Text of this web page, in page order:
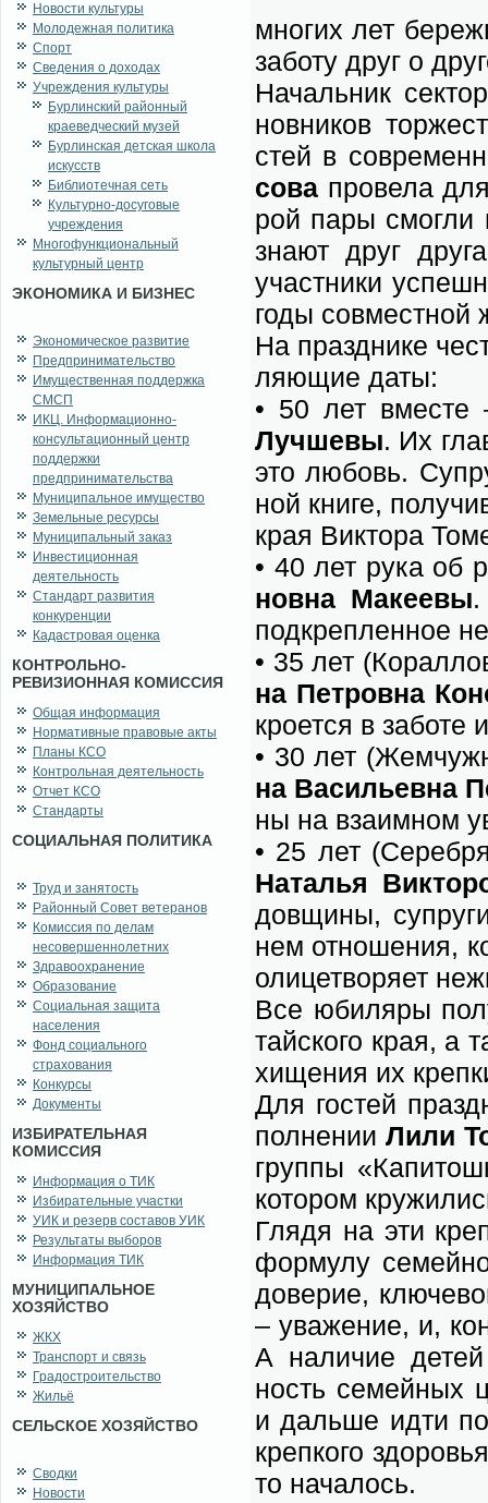
Новости культуры
Молодежная политика
Спорт
Сведения о доходах
Учреждения культуры
Бурлинский районный
краеведческий музей
Бурлинская детская школа
искусств
Библиотечная сеть
Культурно-досуговые
учреждения
Многофункциональный
культурный центр
ЭКОНОМИКА И БИЗНЕС
Экономическое развитие
Предпринимательство
Имущественная поддержка
СМСП
ИКЦ. Информационно-
консультационный центр
поддержки
предпринимательства
Муниципальное имущество
Земельные ресурсы
Муниципальный заказ
Инвестиционная
деятельность
Стандарт развития
конкуренции
Кадастровая оценка
КОНТРОЛЬНО-
РЕВИЗИОННАЯ КОМИССИЯ
Общая информация
Нормативные правовые акты
Планы КСО
Контрольная деятельность
Отчет КСО
Стандарты
СОЦИАЛЬНАЯ ПОЛИТИКА
Труд и занятость
Районный Совет ветеранов
Комиссия по делам
несовершеннолетних
Здравоохранение
Образование
Социальная защита
населения
Фонд социального
страхования
Конкурсы
Документы
ИЗБИРАТЕЛЬНАЯ
КОМИССИЯ
Информация о ТИК
Избирательные участки
УИК и резерв составов УИК
Результаты выборов
Информация ТИК
МУНИЦИПАЛЬНОЕ
ХОЗЯЙСТВО
ЖКХ
Транспорт и связь
Градостроительство
Жильё
СЕЛЬСКОЕ ХОЗЯЙСТВО
Сводки
Новости
мно­гих лет
за­бо­ту друг о
На­чаль­ник
нов­ни­ков
стей в
со­ва про­ве­ла
рой па­ры смог­ли
зна­ют друг
участ­ни­ки
го­ды сов­мест­ной
На празд­ни­ке
ля­ю­щие да­ты:
• 50 лет
Луч­ше­вы. Их
это лю­бовь.
ной кни­ге,
края Вик­то­ра
• 40 лет ру­ка об
нов­на Ма­ке­е­вы
под­креп­лен­ное
• 35 лет
на Пет­ров­на
кро­ет­ся в за­бо­те
• 30 лет
на Ва­си­льев­на
ны на вза­им­ном
• 25 лет
На­та­лья
дов­щи­ны,
нем от­но­ше­ния,
оли­це­тво­ря­ет
Все юби­ля­ры
тай­ско­го края, а
хи­ще­ния их
Для го­стей
пол­не­нииЛи­ли
груп­пы
ко­то­ром
Гля­дя на эти
фор­му­лу
до­ве­рие,
– ува­же­ние, и,
А на­ли­чие
ность се­мей­ных
и даль­ше ид­ти
креп­ко­го
то на­ча­лось.